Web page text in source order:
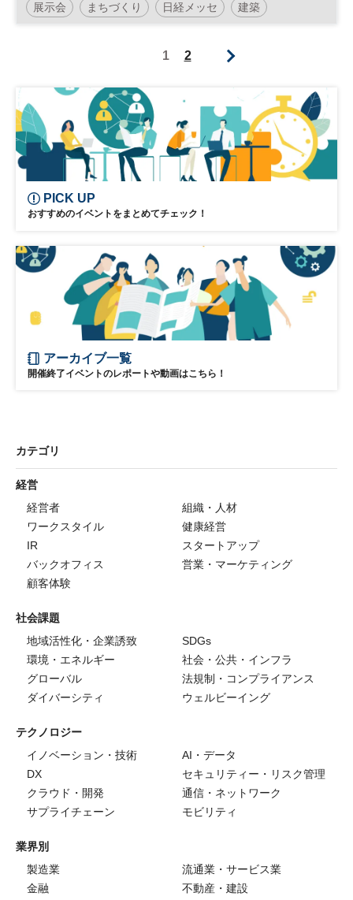
展示会 まちづくり 日経メッセ 建築
1 2
PICK UP
おすすめのイベントをまとめてチェック！
アーカイブ一覧
開催終了イベントのレポートや動画はこちら！
カテゴリ
経営
経営者
組織・人材
ワークスタイル
健康経営
IR
スタートアップ
バックオフィス
営業・マーケティング
顧客体験
社会課題
地域活性化・企業誘致
SDGs
環境・エネルギー
社会・公共・インフラ
グローバル
法規制・コンプライアンス
ダイバーシティ
ウェルビーイング
テクノロジー
イノベーション・技術
AI・データ
DX
セキュリティー・リスク管理
クラウド・開発
通信・ネットワーク
サプライチェーン
モビリティ
業界別
製造業
流通業・サービス業
金融
不動産・建設